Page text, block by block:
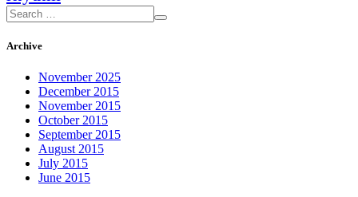
Archive
November 2025
December 2015
November 2015
October 2015
September 2015
August 2015
July 2015
June 2015